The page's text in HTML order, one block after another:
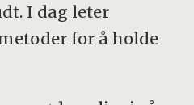
I dag leter
for å holde